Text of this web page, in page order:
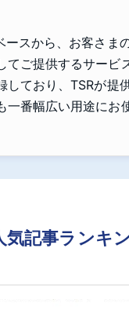
ースから、お客さま
てご提供するサービ
しており、TSRが提
一番幅広い用途にお
気記事ランキ